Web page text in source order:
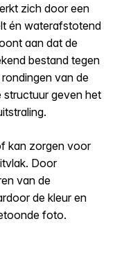
zich door een
én waterafstotend
aan dat de
bestand tegen
van de
structuur geven het
kan zorgen voor
Door
van de
de kleur en
foto.